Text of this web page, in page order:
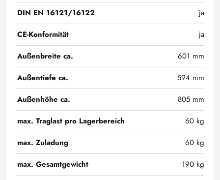
DIN EN 16121/16122
ja
CE-Konformität
ja
Außenbreite ca.
601 mm
Außentiefe ca.
594 mm
Außenhöhe ca.
805 mm
max. Traglast pro Lagerbereich
60 kg
max. Zuladung
60 kg
max. Gesamtgewicht
190 kg